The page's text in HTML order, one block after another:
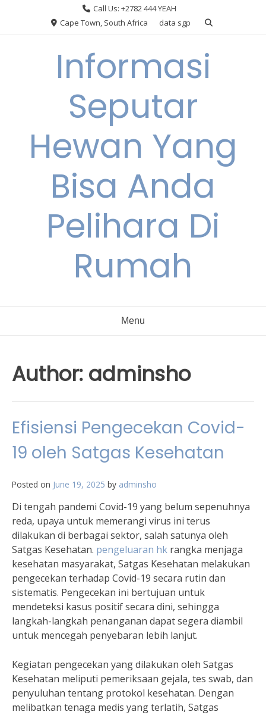
Call Us: +2782 444 YEAH
Cape Town, South Africa
data sgp
Informasi
Seputar
Hewan Yang
Bisa Anda
Pelihara Di
Rumah
Menu
Author: adminsho
Efisiensi Pengecekan Covid-
19 oleh Satgas Kesehatan
Posted on June 19, 2025 by adminsho
Di tengah pandemi Covid-19 yang belum sepenuhnya
reda, upaya untuk memerangi virus ini terus
dilakukan di berbagai sektor, salah satunya oleh
Satgas Kesehatan. pengeluaran hk rangka menjaga
kesehatan masyarakat, Satgas Kesehatan melakukan
pengecekan terhadap Covid-19 secara rutin dan
sistematis. Pengecekan ini bertujuan untuk
mendeteksi kasus positif secara dini, sehingga
langkah-langkah penanganan dapat segera diambil
untuk mencegah penyebaran lebih lanjut.
Kegiatan pengecekan yang dilakukan oleh Satgas
Kesehatan meliputi pemeriksaan gejala, tes swab, dan
penyuluhan tentang protokol kesehatan. Dengan
melibatkan tenaga medis yang terlatih, Satgas